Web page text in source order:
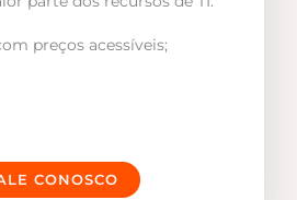
preços acessíveis;
CONOSCO